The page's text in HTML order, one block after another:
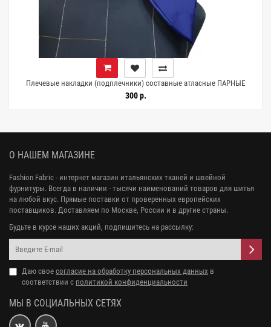
Плечевые накладки (подплечники) составные атласные ПАРНЫЕ
Тёмно-синие McQueen FR2/03 8052602
300 р.
О НАШЕМ МАГАЗИНЕ
Fashion Fabric - интернет магазин итальянских тканей и швейной
фурнитуры. Всегда в наличии - тысячи наименований товаров для шитья
на любой вкус. Прямые поставки от проверенных европейских
поставщиков. Доставляем по Москве, России и в другие страны.
Будьте в курсе наших акций, подпишитесь на рассылку:
Даю свое согласие на обработку персональных данных в
соответствии с политикой конфиденциальности
МЫ В СОЦИАЛЬНЫХ СЕТЯХ